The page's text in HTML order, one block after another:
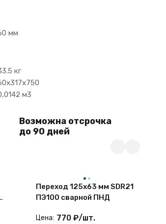
мм
кг
м3
Возможна отсрочка
до 90 дней
Переход 125х63 мм SDR21
ПЭ100 сварной ПНД
Цена: 770 ₽/шт.